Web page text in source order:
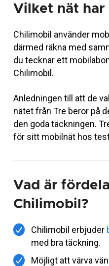
Vilket nät har
Chilimobil använder
därmed räkna med
du tecknar ett
Chilimobil.
Anledningen till att de
nätet från Tre beror på
den goda täckningen.
för sitt mobilnät hos
Vad är
Chilimobil?
Chilimobil erbjuder
med bra täckning.
Möjligt att värva